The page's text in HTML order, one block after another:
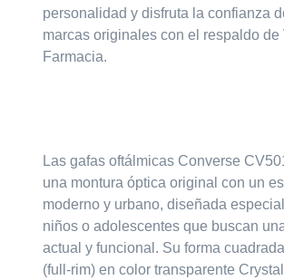
personalidad y disfruta la confianza
marcas originales con el respaldo de
Farmacia.
Las gafas oftálmicas Converse
una montura óptica original con un
moderno y urbano, diseñada
niños o adolescentes que buscan
actual y funcional. Su forma
(full-rim) en color transparente